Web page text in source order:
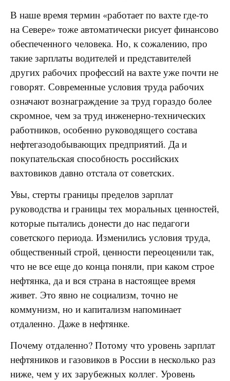
В наше время термин «работает по вахте где-то
на Севере» тоже автоматически рисует финансово
обеспеченного человека. Но, к сожалению, про
такие зарплаты водителей и представителей
других рабочих профессий на вахте уже почти не
говорят. Современные условия труда рабочих
означают вознаграждение за труд гораздо более
скромное, чем за труд инженерно-технических
работников, особенно руководящего состава
нефтегазодобывающих предприятий. Да и
покупательская способность российских
вахтовиков давно отстала от советских.
Увы, стерты границы пределов зарплат
руководства и границы тех моральных ценностей,
которые пытались донести до нас педагоги
советского периода. Изменились условия труда,
общественный строй, ценности переоценили так,
что не все еще до конца поняли, при каком строе
нефтянка, да и вся страна в настоящее время
живет. Это явно не социализм, точно не
коммунизм, но и капитализм напоминает
отдаленно. Даже в нефтянке.
Почему отдаленно? Потому что уровень зарплат
нефтяников и газовиков в России в несколько раз
ниже, чем у их зарубежных коллег. Уровень